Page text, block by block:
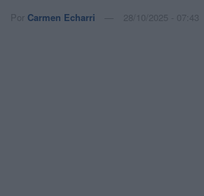
Por Carmen Echarri 28/10/2025 - 07:43